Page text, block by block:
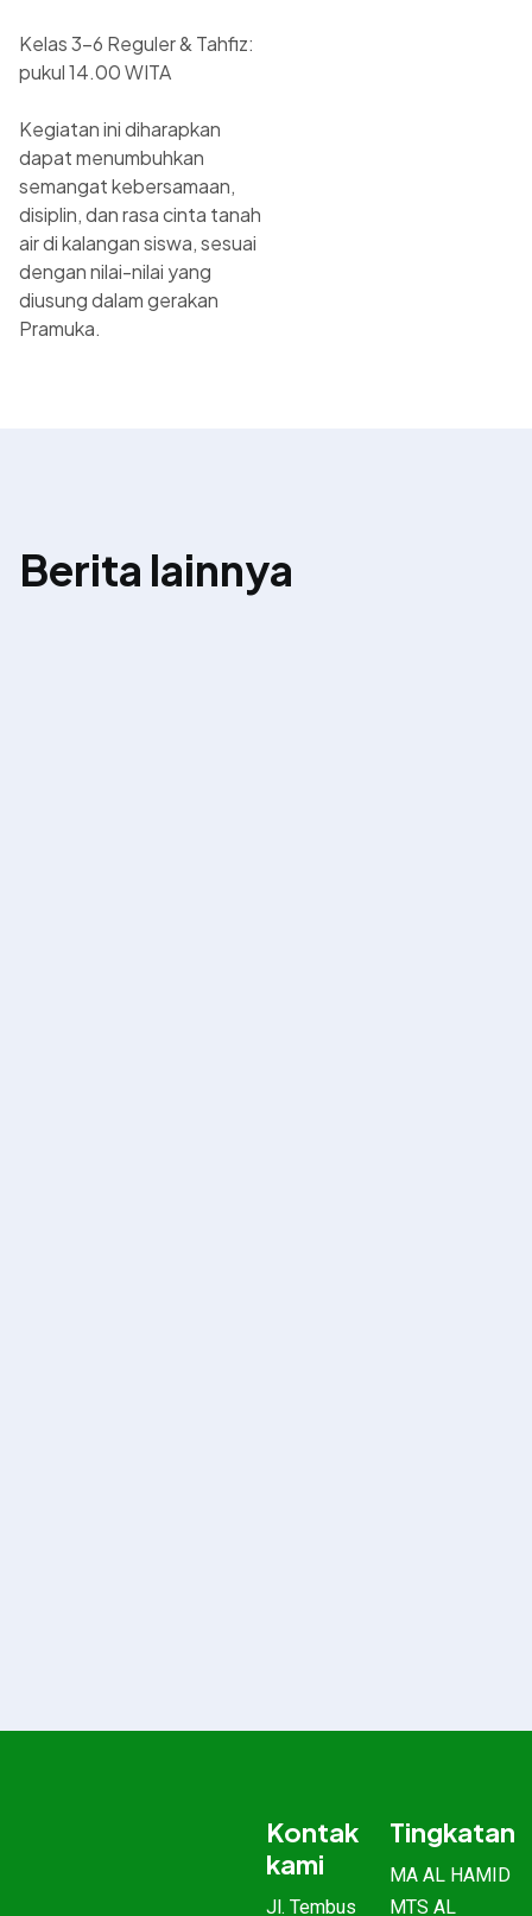
Kelas 3–6 Reguler & Tahfiz:
pukul 14.00 WITA
Kegiatan ini diharapkan
dapat menumbuhkan
semangat kebersamaan,
disiplin, dan rasa cinta tanah
air di kalangan siswa, sesuai
dengan nilai-nilai yang
diusung dalam gerakan
Pramuka.
Berita lainnya
Kontak
kami
Jl. Tembus
Tingkatan
MA AL HAMID
MTS AL